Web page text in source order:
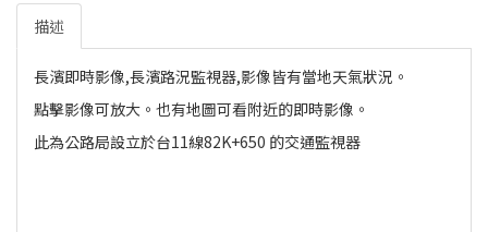
描述
長濱即時影像,長濱路況監視器,影像皆有當地天氣狀況。
點擊影像可放大。也有地圖可看附近的即時影像。
此為公路局設立於台11線82K+650 的交通監視器